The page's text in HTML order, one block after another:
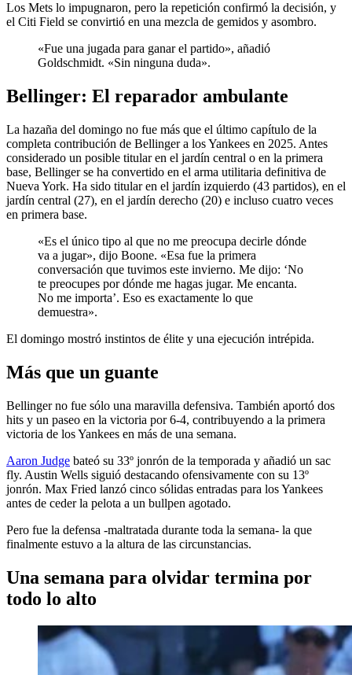
Los Mets lo impugnaron, pero la repetición confirmó la decisión, y
el Citi Field se convirtió en una mezcla de gemidos y asombro.
«Fue una jugada para ganar el partido», añadió
Goldschmidt. «Sin ninguna duda».
Bellinger: El reparador ambulante
La hazaña del domingo no fue más que el último capítulo de la
completa contribución de Bellinger a los Yankees en 2025. Antes
considerado un posible titular en el jardín central o en la primera
base, Bellinger se ha convertido en el arma utilitaria definitiva de
Nueva York. Ha sido titular en el jardín izquierdo (43 partidos), en el
jardín central (27), en el jardín derecho (20) e incluso cuatro veces
en primera base.
«Es el único tipo al que no me preocupa decirle dónde
va a jugar», dijo Boone. «Esa fue la primera
conversación que tuvimos este invierno. Me dijo: ‘No
te preocupes por dónde me hagas jugar. Me encanta.
No me importa’. Eso es exactamente lo que
demuestra».
El domingo mostró instintos de élite y una ejecución intrépida.
Más que un guante
Bellinger no fue sólo una maravilla defensiva. También aportó dos
hits y un paseo en la victoria por 6-4, contribuyendo a la primera
victoria de los Yankees en más de una semana.
Aaron Judge bateó su 33º jonrón de la temporada y añadió un sac
fly. Austin Wells siguió destacando ofensivamente con su 13º
jonrón. Max Fried lanzó cinco sólidas entradas para los Yankees
antes de ceder la pelota a un bullpen agotado.
Pero fue la defensa -maltratada durante toda la semana- la que
finalmente estuvo a la altura de las circunstancias.
Una semana para olvidar termina por
todo lo alto